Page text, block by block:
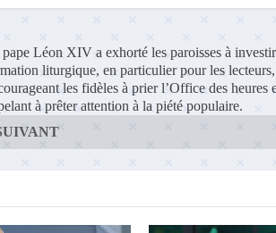
Léon XIV a exhorté les paroisses à
liturgique, en particulier pour les
les fidèles à prier l’Office des heures
à prêter attention à la piété populaire.